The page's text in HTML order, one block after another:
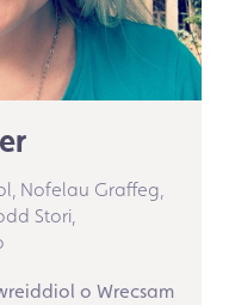
Nofelau Graffeg,
Stori,
o Wrecsam